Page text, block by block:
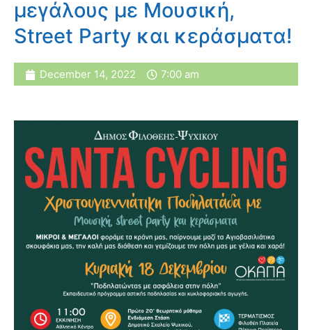
μεγάλους με Μουσική,
Street Party και κεράσματα!
December 14, 2022 7:00 am